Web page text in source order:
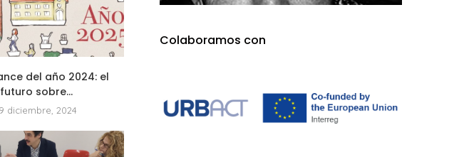
del año 2024: el
futuro sobre...
diciembre, 2024
Colaboramos con